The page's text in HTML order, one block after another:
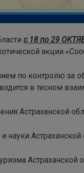
с 18 по 29
акции
по контролю за
в тесном
Астраханской
науки Астраханской
Астраханской